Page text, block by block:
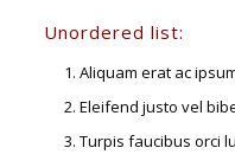
Unordered list:
Aliquam erat ac
Eleifend justo vel
Turpis faucibus orci